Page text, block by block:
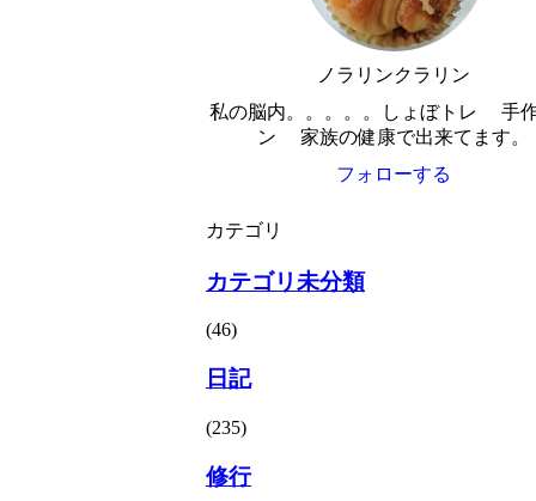
ノラリンクラリン
私の脳内。。。。。しょぼトレ 手
ン 家族の健康で出来てます。
フォローする
カテゴリ
カテゴリ未分類
(46)
日記
(235)
修行